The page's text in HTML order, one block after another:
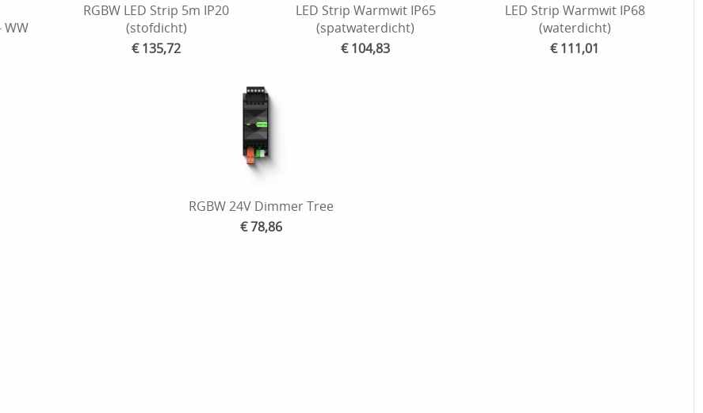
WW
RGBW LED Strip 5m IP20
(stofdicht)
€ 135,72
LED Strip Warmwit IP65
(spatwaterdicht)
€ 104,83
LED Strip Warmwit IP68
(waterdicht)
€ 111,01
RGBW 24V Dimmer Tree
€ 78,86